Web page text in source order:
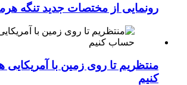
رونمایی از مختصات جدید تنگه
منتظریم تا روی زمین با
کنیم